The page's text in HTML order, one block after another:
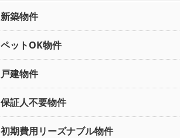
新築物件
ペットOK物件
戸建物件
保証人不要物件
初期費用リーズナブル物件